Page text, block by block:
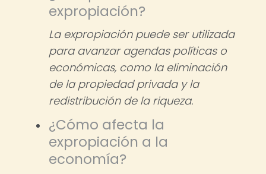
expropiación?
La expropiación puede ser utilizada
para avanzar agendas políticas o
económicas, como la eliminación
de la propiedad privada y la
redistribución de la riqueza.
¿Cómo afecta la
expropiación a la
economía?